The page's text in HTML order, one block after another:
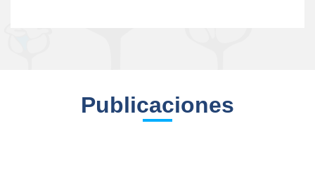
Publicaciones